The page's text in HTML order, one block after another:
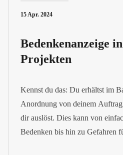
15 Apr. 2024
Bedenkenanzeige
Projekten
Kennst du das: Du erhältst im
Anordnung von deinem
dir auslöst. Dies kann von
Bedenken bis hin zu Gefahren